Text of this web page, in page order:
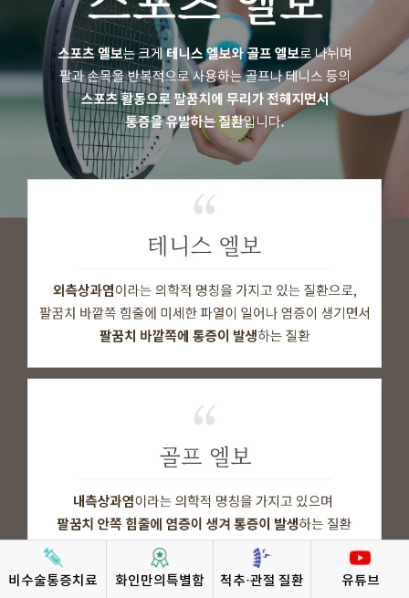
비수술통증치료 화인만의특별함 척추·관절 질환 유튜브